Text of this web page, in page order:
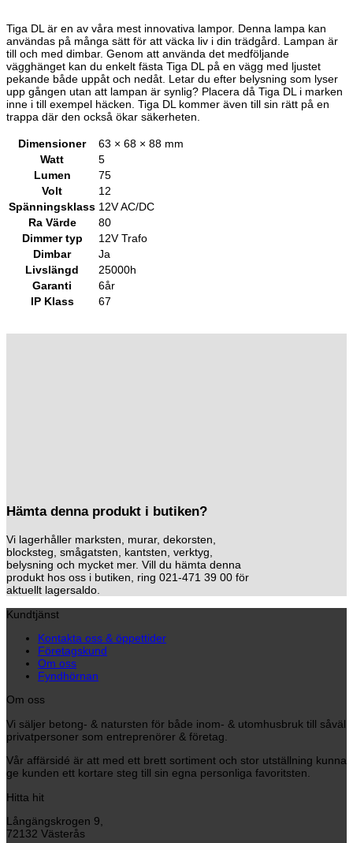
Tiga DL är en av våra mest innovativa lampor. Denna lampa kan
användas på många sätt för att väcka liv i din trädgård. Lampan är
till och med dimbar. Genom att använda det medföljande
vägghänget kan du enkelt fästa Tiga DL på en vägg med ljustet
pekande både uppåt och nedåt. Letar du efter belysning som lyser
upp gången utan att lampan är synlig? Placera då Tiga DL i marken
inne i till exempel häcken. Tiga DL kommer även till sin rätt på en
trappa där den också ökar säkerheten.
Dimensioner
63 × 68 × 88 mm
Watt
5
Lumen
75
Volt
12
Spänningsklass 12V AC/DC
Ra Värde
80
Dimmer typ
12V Trafo
Dimbar
Ja
Livslängd
25000h
Garanti
6år
IP Klass
67
Hämta denna produkt i butiken?
Vi lagerhåller marksten, murar, dekorsten,
blocksteg, smågatsten, kantsten, verktyg,
belysning och mycket mer. Vill du hämta denna
produkt hos oss i butiken, ring 021-471 39 00 för
aktuellt lagersaldo.
Kundtjänst
Kontakta oss & öppettider
Företagskund
Om oss
Fyndhörnan
Om oss
Vi säljer betong- & natursten för både inom- & utomhusbruk till såväl
privatpersoner som entreprenörer & företag.
Vår affärsidé är att med ett brett sortiment och stor utställning kunna
ge kunden ett kortare steg till sin egna personliga favoritsten.
Hitta hit
Långängskrogen 9,
72132 Västerås